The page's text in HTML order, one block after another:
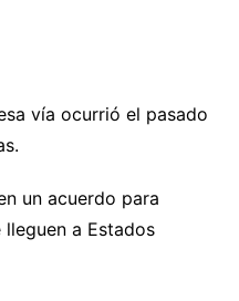
vía ocurrió el pasado
un acuerdo para
a Estados